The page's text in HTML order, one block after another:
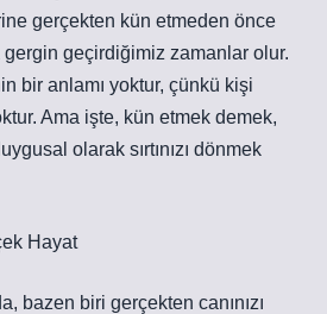
gerçekten kün etmeden önce
geçirdiğimiz zamanlar olur.
bir anlamı yoktur, çünkü kişi
Ama işte, kün etmek demek,
olarak sırtınızı dönmek
Hayat
bazen biri gerçekten canınızı